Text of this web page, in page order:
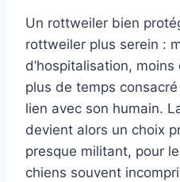
Un rottweiler bien
rottweiler plus serein :
d’hospitalisation,
plus de temps
lien avec son humain.
devient alors un choix
presque militant, pour le
chiens souvent